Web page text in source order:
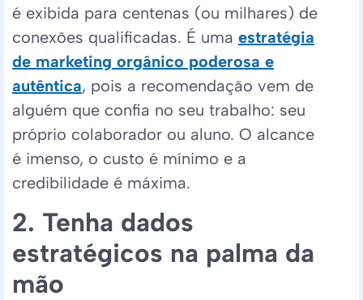
é exibida para centenas (ou milhares) de
conexões qualificadas. É uma estratégia
de marketing orgânico poderosa e
autêntica, pois a recomendação vem de
alguém que confia no seu trabalho: seu
próprio colaborador ou aluno. O alcance
é imenso, o custo é mínimo e a
credibilidade é máxima.
2. Tenha dados
estratégicos na palma da
mão